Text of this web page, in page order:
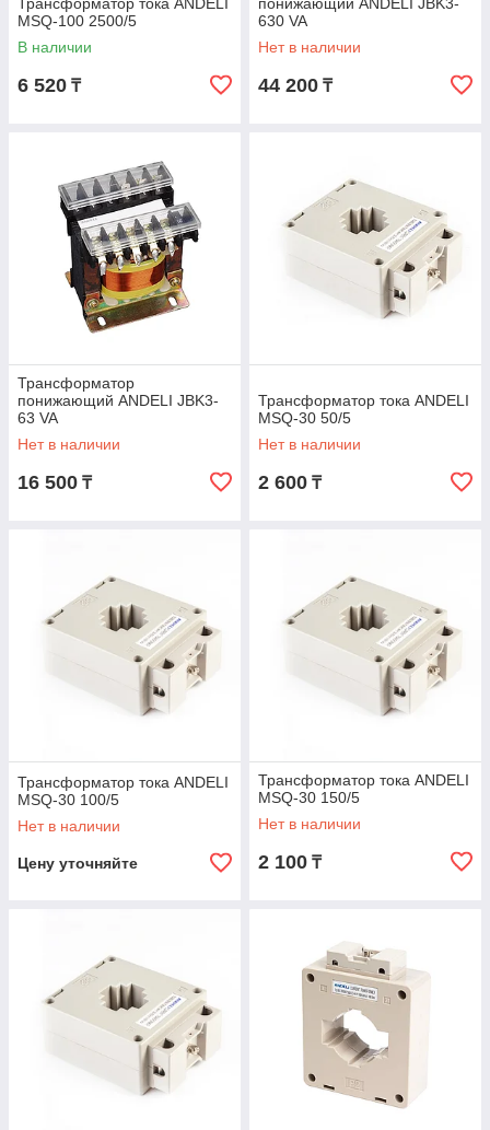
MSQ-100 2500/5
В наличии
6 520 ₸
630 VA
Нет в наличии
44 200 ₸
Трансформатор
понижающий ANDELI JBK3-
63 VA
Нет в наличии
16 500 ₸
Трансформатор тока ANDELI
MSQ-30 50/5
Нет в наличии
2 600 ₸
Трансформатор тока ANDELI
MSQ-30 100/5
Нет в наличии
Цену уточняйте
Трансформатор тока ANDELI
MSQ-30 150/5
Нет в наличии
2 100 ₸